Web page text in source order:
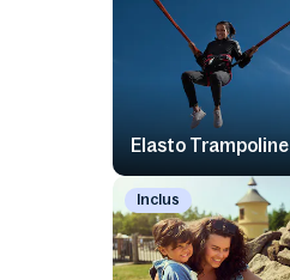
Elasto Trampoline
Inclus